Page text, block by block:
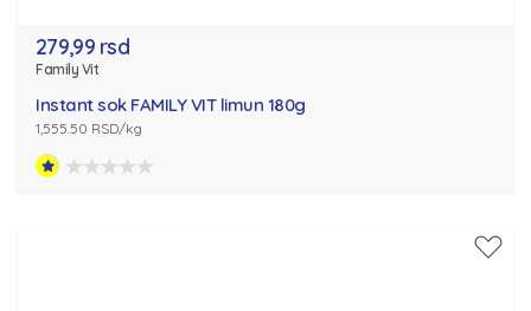
279,99 rsd
Family Vit
Instant sok FAMILY VIT limun 180g
1,555.50 RSD/kg